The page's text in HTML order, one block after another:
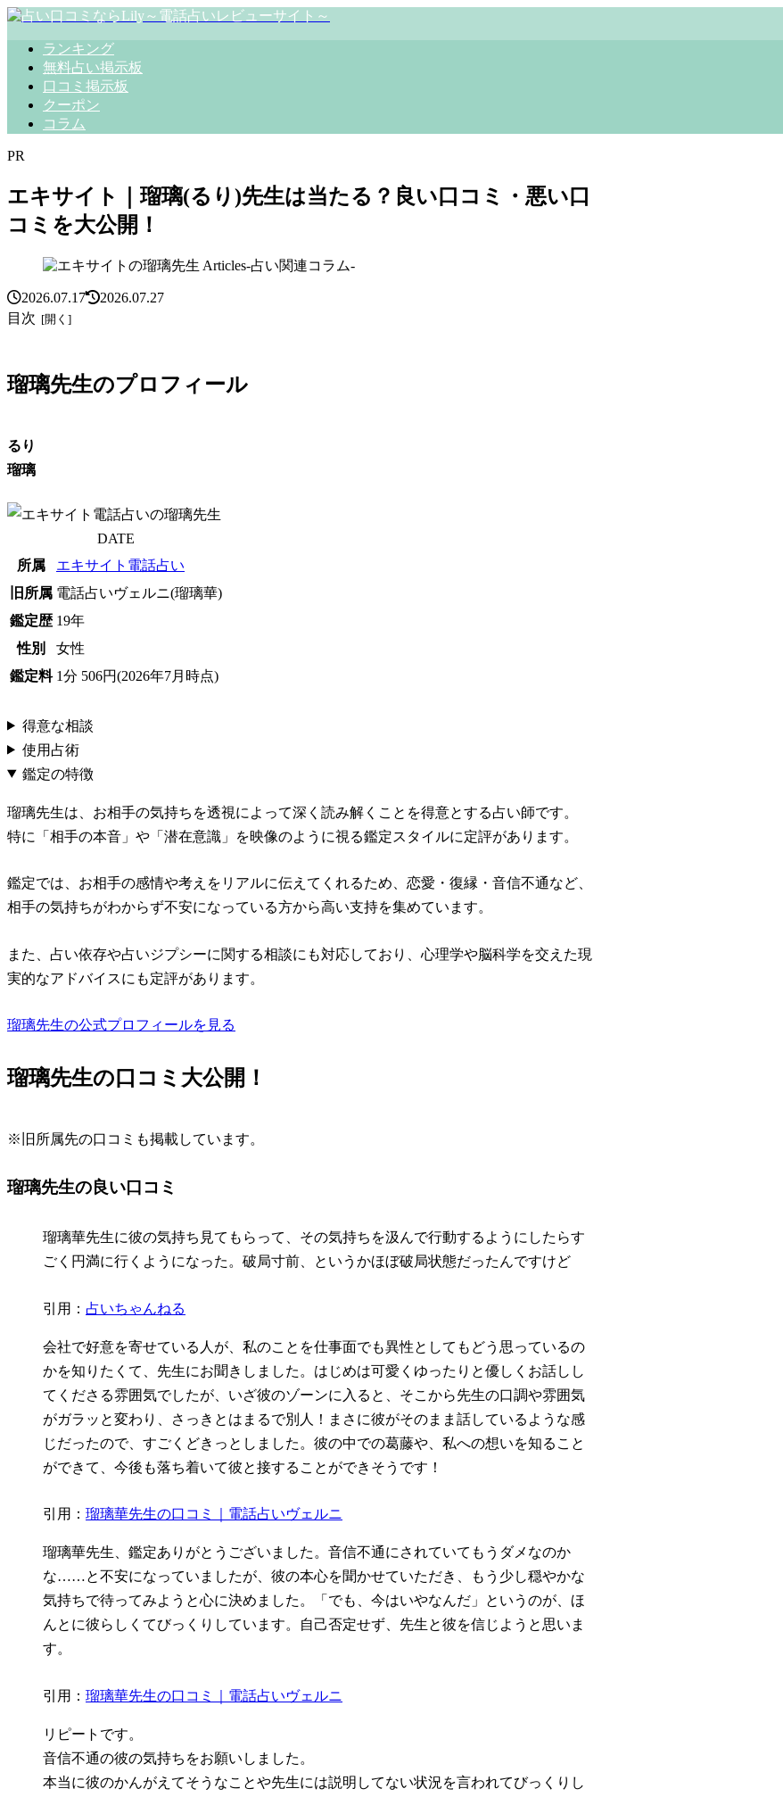
ランキング
無料占い掲示板
口コミ掲示板
クーポン
コラム
PR
エキサイト｜瑠璃(るり)先生は当たる？良い口コミ・悪い口
コミを大公開！
Articles-占い関連コラム-
2026.07.17
2026.07.27
目次
瑠璃先生のプロフィール
るり
瑠璃
DATE
所属
エキサイト電話占い
旧所属 電話占いヴェルニ(瑠璃華)
鑑定歴 19年
性別
女性
鑑定料 1分 506円(2026年7月時点)
得意な相談
使用占術
鑑定の特徴
瑠璃先生は、お相手の気持ちを透視によって深く読み解くことを得意とする占い師です。
特に「相手の本音」や「潜在意識」を映像のように視る鑑定スタイルに定評があります。
鑑定では、お相手の感情や考えをリアルに伝えてくれるため、恋愛・復縁・音信不通など、
相手の気持ちがわからず不安になっている方から高い支持を集めています。
また、占い依存や占いジプシーに関する相談にも対応しており、心理学や脳科学を交えた現
実的なアドバイスにも定評があります。
瑠璃先生の公式プロフィールを見る
瑠璃先生の口コミ大公開！
※旧所属先の口コミも掲載しています。
瑠璃先生の良い口コミ
瑠璃華先生に彼の気持ち見てもらって、その気持ちを汲んで行動するようにしたらす
ごく円満に行くようになった。破局寸前、というかほぼ破局状態だったんですけど
引用： 占いちゃんねる
会社で好意を寄せている人が、私のことを仕事面でも異性としてもどう思っているの
かを知りたくて、先生にお聞きしました。はじめは可愛くゆったりと優しくお話しし
てくださる雰囲気でしたが、いざ彼のゾーンに入ると、そこから先生の口調や雰囲気
がガラッと変わり、さっきとはまるで別人！まさに彼がそのまま話しているような感
じだったので、すごくどきっとしました。彼の中での葛藤や、私への想いを知ること
ができて、今後も落ち着いて彼と接することができそうです！
引用： 瑠璃華先生の口コミ｜電話占いヴェルニ
瑠璃華先生、鑑定ありがとうございました。音信不通にされていてもうダメなのか
な……と不安になっていましたが、彼の本心を聞かせていただき、もう少し穏やかな
気持ちで待ってみようと心に決めました。「でも、今はいやなんだ」というのが、ほ
んとに彼らしくてびっくりしています。自己否定せず、先生と彼を信じようと思いま
す。
引用： 瑠璃華先生の口コミ｜電話占いヴェルニ
リピートです。
音信不通の彼の気持ちをお願いしました。
本当に彼のかんがえてそうなことや先生には説明してない状況を言われてびっくりし